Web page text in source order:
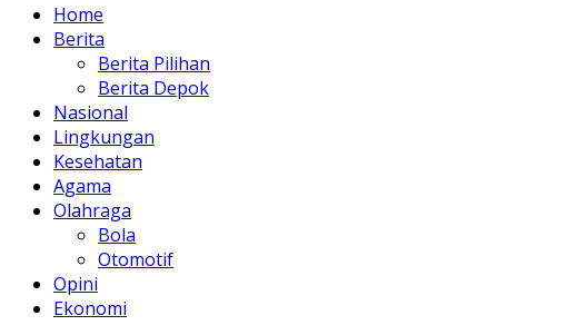
Home
Berita
Berita Pilihan
Berita Depok
Nasional
Lingkungan
Kesehatan
Agama
Olahraga
Bola
Otomotif
Opini
Ekonomi